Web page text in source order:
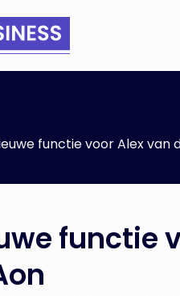
functie voor Alex van
functie